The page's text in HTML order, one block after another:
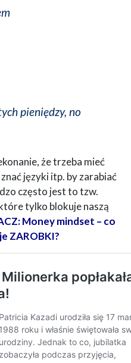
pieniędzy, no
że trzeba mieć
języki itp. by zarabiać
często jest to tzw.
tylko blokuje naszą
Money mindset – co
ZAROBKI?